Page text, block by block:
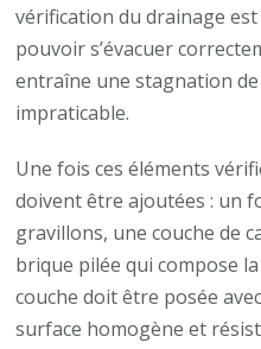
vérification du drainage
pouvoir s’évacuer
entraîne une stagnation de
impraticable.
Une fois ces éléments
doivent être ajoutées : un
gravillons, une couche de
brique pilée qui compose
couche doit être posée
surface homogène et